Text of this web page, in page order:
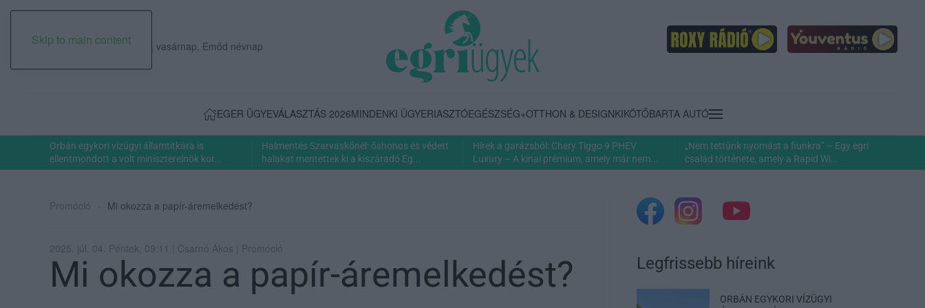
Skip to main content
2026. augusztus 09., vasárnap, Emőd névnap
EGER ÜGYEVÁLASZTÁS 2026MINDENKI ÜGYERIASZTÓEGÉSZSÉG+OTTHON & DESIGNKIKÖTŐBARTA AUTÓ
Orbán egykori vízügyi államtitkára is
ellentmondott a volt miniszterelnök kor...
Halmentés Szarvaskőnél: őshonos és védett
halakat mentettek ki a kiszáradó Eg...
Hírek a garázsból: Chery Tiggo 9 PHEV
Luxury – A kínai prémium, amely már nem...
„Nem tettünk nyomást a fiunkra” – Egy egri
család története, amely a Rapid Wi...
Promóció Mi okozza a papír-áremelkedést?
2025. júl. 04. Péntek, 09:11 | Csarnó Ákos | Promóció
Mi okozza a papír-áremelkedést? Legfrissebb híreink
ORBÁN EGYKORI VÍZÜGYI